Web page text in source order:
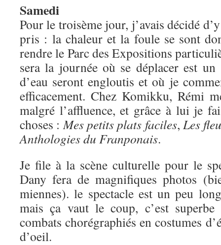
Samedi
Pour le troisème jour, j’avais décidé
pris : la chaleur et la foule se sont
rendre le Parc des Expositions
sera la journée où se déplacer est
d’eau seront engloutis et où je
efficacement. Chez Komikku, Rémi
malgré l’affluence, et grâce à lui je
choses : Mes petits plats faciles,Les
Anthologies du Franponais.
Je file à la scène culturelle pour le
Dany fera de magnifiques photos
miennes). le spectacle est un peu
mais ça vaut le coup, c’est superbe
combats chorégraphiés en costumes
d’oeil.